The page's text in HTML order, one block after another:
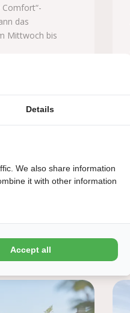
das
Mittwoch bis
Details
We also share information
it with other information
Accept all